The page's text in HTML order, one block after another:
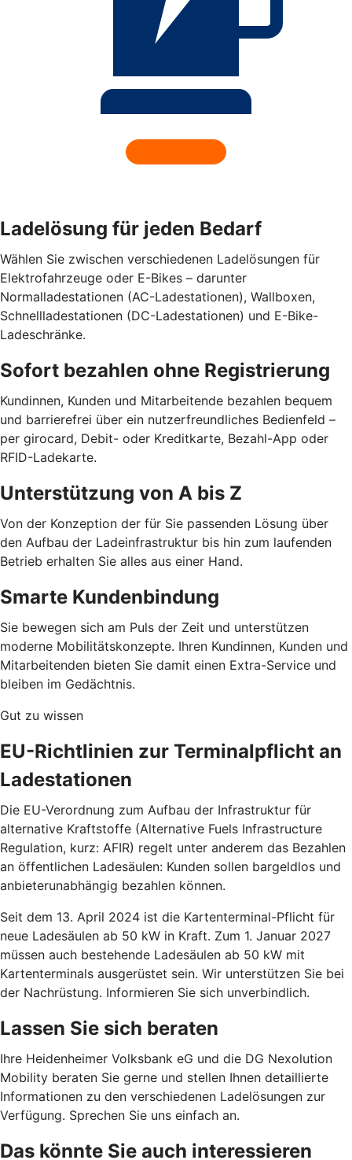
Ladelösung für jeden Bedarf
Wählen Sie zwischen verschiedenen Ladelösungen für
Elektrofahrzeuge oder E-Bikes – darunter
Normalladestationen (AC-Ladestationen), Wallboxen,
Schnellladestationen (DC-Ladestationen) und E-Bike-
Ladeschränke.
Sofort bezahlen ohne Registrierung
Kundinnen, Kunden und Mitarbeitende bezahlen bequem
und barrierefrei über ein nutzerfreundliches Bedienfeld –
per girocard, Debit- oder Kreditkarte, Bezahl-App oder
RFID-Ladekarte.
Unterstützung von A bis Z
Von der Konzeption der für Sie passenden Lösung über
den Aufbau der Ladeinfrastruktur bis hin zum laufenden
Betrieb erhalten Sie alles aus einer Hand.
Smarte Kundenbindung
Sie bewegen sich am Puls der Zeit und unterstützen
moderne Mobilitätskonzepte. Ihren Kundinnen, Kunden und
Mitarbeitenden bieten Sie damit einen Extra-Service und
bleiben im Gedächtnis.
Gut zu wissen
EU-Richtlinien zur Terminalpflicht an
Ladestationen
Die EU-Verordnung zum Aufbau der Infrastruktur für
alternative Kraftstoffe (Alternative Fuels Infrastructure
Regulation, kurz: AFIR) regelt unter anderem das Bezahlen
an öffentlichen Ladesäulen: Kunden sollen bargeldlos und
anbieterunabhängig bezahlen können.
Seit dem 13. April 2024 ist die Kartenterminal-Pflicht für
neue Ladesäulen ab 50 kW in Kraft. Zum 1. Januar 2027
müssen auch bestehende Ladesäulen ab 50 kW mit
Kartenterminals ausgerüstet sein. Wir unterstützen Sie bei
der Nachrüstung. Informieren Sie sich unverbindlich.
Lassen Sie sich beraten
Ihre Heidenheimer Volksbank eG und die DG Nexolution
Mobility beraten Sie gerne und stellen Ihnen detaillierte
Informationen zu den verschiedenen Ladelösungen zur
Verfügung. Sprechen Sie uns einfach an.
Das könnte Sie auch interessieren